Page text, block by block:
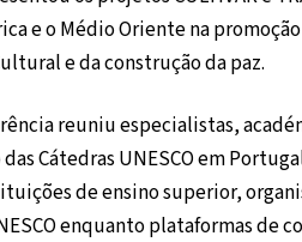
e o Médio Oriente na
e da construção da paz.
reuniu especialistas,
Cátedras UNESCO em
de ensino superior,
enquanto plataformas de